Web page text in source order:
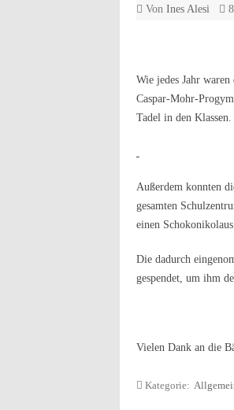
Von Ines Alesi
Wie jedes Jahr
Caspar-Mohr-
Tadel in den Klassen.
Außerdem konnten
gesamten
einen
Die dadurch
gespendet, um ihm
Vielen Dank an die
Kategorie: